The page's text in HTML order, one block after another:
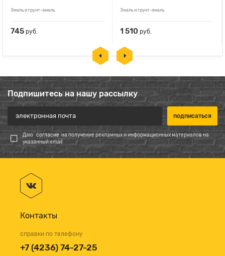
Эмаль и грунт-эмаль
745 руб.
Эмаль и грунт-эмаль
1 510 руб.
Подпишитесь на нашу рассылку
Даю согласие на получение рекламных и информационных материалов на
указанный email
Контакты
справки по телефону
+7 (4236) 74-27-25